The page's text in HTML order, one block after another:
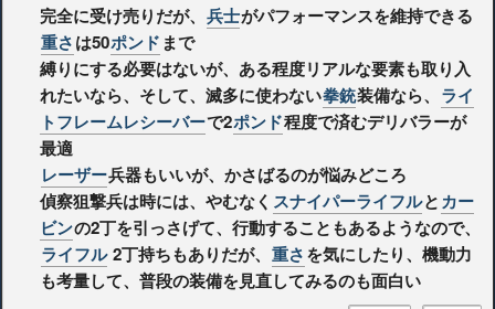
完全に受け売りだが、 兵士がパフォーマンスを維持できる
重さは50ポンド まで
縛りにする必要はないが、ある程度リアルな要素も取り入
れたいなら、そして、滅多に使わない拳銃装備なら、 ライ
トフレームレシーバーで2ポンド程度で済むデリバラーが
最適
レーザー兵器もいいが、かさばるのが悩みどころ
偵察狙撃兵は時には、やむなく スナイパーライフルとカー
ビンの2丁を引っさげて、行動することもあるようなので、
ライフル 2丁持ちもありだが、 重さを気にしたり、機動力
も考量して、普段の装備を見直してみるのも面白い